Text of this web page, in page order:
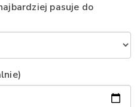
pasuje do